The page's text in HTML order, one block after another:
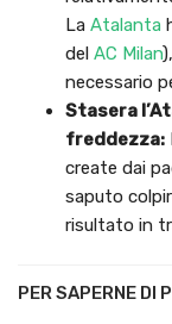
La Atalanta
del AC Milan
necessario
Stasera
freddezza:
create dai
saputo
risultato in
PER SAPERNE DI